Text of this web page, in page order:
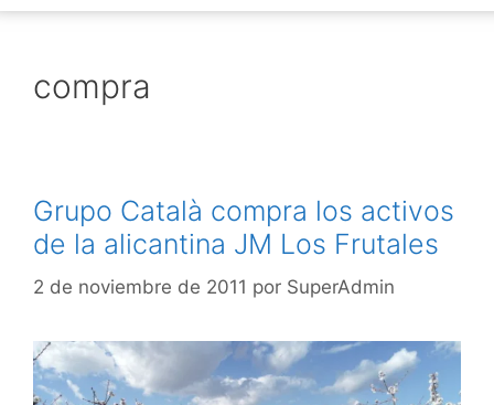
compra
Grupo Català compra los activos
de la alicantina JM Los Frutales
2 de noviembre de 2011 por SuperAdmin